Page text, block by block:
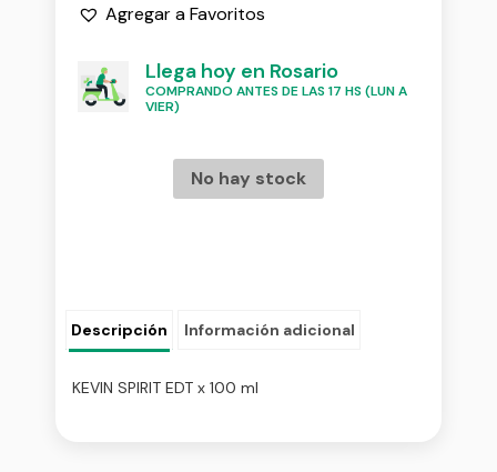
Agregar a Favoritos
Llega hoy en Rosario
COMPRANDO ANTES DE LAS 17 HS (LUN A
VIER)
No hay stock
Descripción Información adicional
KEVIN SPIRIT EDT x 100 ml